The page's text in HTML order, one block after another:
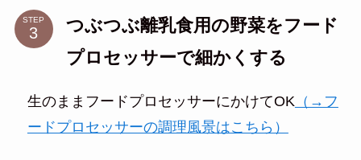
STEP
つぶつぶ離乳食用の野菜をフード
プロセッサーで細かくする
生のままフードプロセッサーにかけてOK （→フ
ードプロセッサーの調理風景はこちら）